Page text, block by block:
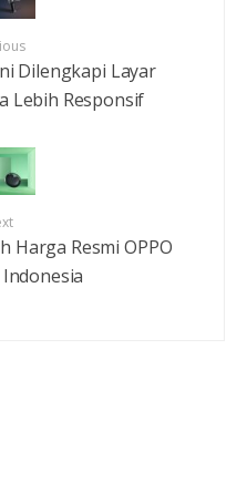
Dilengkapi Layar
Lebih Responsif
Harga Resmi OPPO
Indonesia